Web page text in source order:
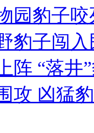
园豹子
豹子闯入
阵 “落井
攻 凶猛